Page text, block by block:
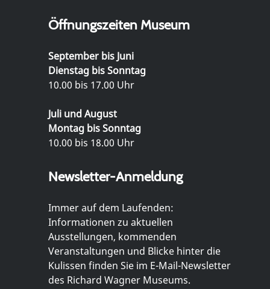
Öffnungszeiten Museum
September bis Juni
Dienstag bis Sonntag
10.00 bis 17.00 Uhr
Juli und August
Montag bis Sonntag
10.00 bis 18.00 Uhr
Newsletter-Anmeldung
Immer auf dem Laufenden:
Informationen zu aktuellen
Ausstellungen, kommenden
Veranstaltungen und Blicke hinter die
Kulissen finden Sie im E-Mail-Newsletter
des Richard Wagner Museums.